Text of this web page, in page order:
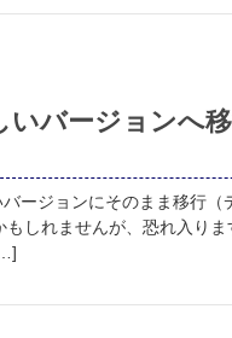
バージョンへ
ージョンにそのまま移行（
しれませんが、恐れ入りま